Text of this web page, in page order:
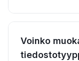
Voinko